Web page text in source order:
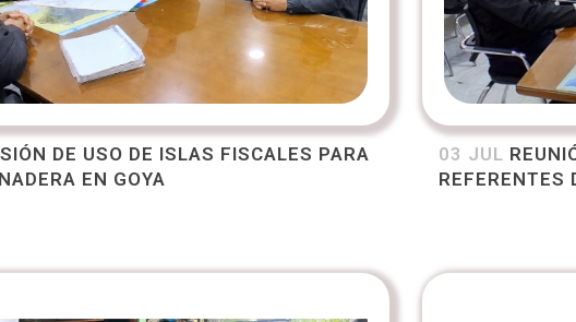
DE USO DE ISLAS FISCALES PARA
EN GOYA
03 JUL
REFERENTES